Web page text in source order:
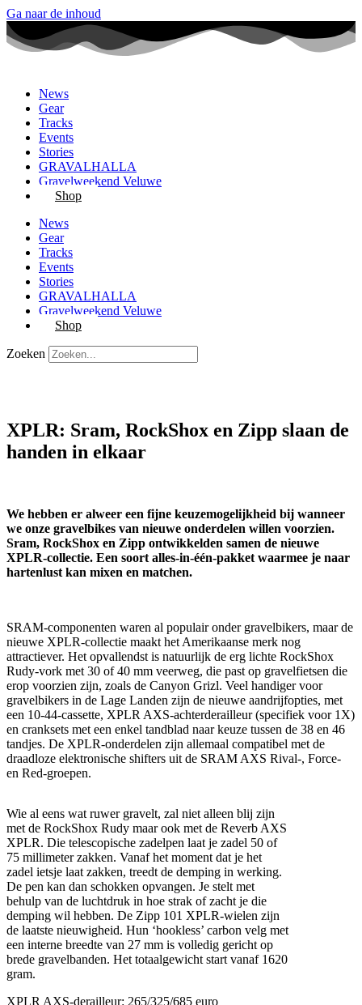
Ga naar de inhoud
News
Gear
Tracks
Events
Stories
GRAVALHALLA
Gravelweekend Veluwe
Shop
News
Gear
Tracks
Events
Stories
GRAVALHALLA
Gravelweekend Veluwe
Shop
Zoeken
XPLR: Sram, RockShox en Zipp slaan de
handen in elkaar
We hebben er alweer een fijne keuzemogelijkheid bij wanneer
we onze gravelbikes van nieuwe onderdelen willen voorzien.
Sram, RockShox en Zipp ontwikkelden samen de nieuwe
XPLR-collectie. Een soort alles-in-één-pakket waarmee je naar
hartenlust kan mixen en matchen.
SRAM-componenten waren al populair onder gravelbikers, maar de
nieuwe XPLR-collectie maakt het Amerikaanse merk nog
attractiever. Het opvallendst is natuurlijk de erg lichte RockShox
Rudy-vork met 30 of 40 mm veerweg, die past op gravelfietsen die
erop voorzien zijn, zoals de Canyon Grizl. Veel handiger voor
gravelbikers in de Lage Landen zijn de nieuwe aandrijfopties, met
een 10-44-cassette, XPLR AXS-achterderailleur (specifiek voor 1X)
en cranksets met een enkel tandblad naar keuze tussen de 38 en 46
tandjes. De XPLR-onderdelen zijn allemaal compatibel met de
draadloze elektronische shifters uit de SRAM AXS Rival-, Force-
en Red-groepen.
Wie al eens wat ruwer gravelt, zal niet alleen blij zijn
met de RockShox Rudy maar ook met de Reverb AXS
XPLR. Die telescopische zadelpen laat je zadel 50 of
75 millimeter zakken. Vanaf het moment dat je het
zadel ietsje laat zakken, treedt de demping in werking.
De pen kan dan schokken opvangen. Je stelt met
behulp van de luchtdruk in hoe strak of zacht je die
demping wil hebben. De Zipp 101 XPLR-wielen zijn
de laatste nieuwigheid. Hun ‘hookless’ carbon velg met
een interne breedte van 27 mm is volledig gericht op
brede gravelbanden. Het totaalgewicht start vanaf 1620
gram.
XPLR AXS-derailleur: 265/325/685 euro